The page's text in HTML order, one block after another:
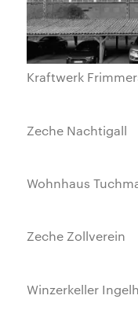
Kraftwerk
Zeche Nachtigall
Wohnhaus
Zeche Zollverein
Winzerkeller